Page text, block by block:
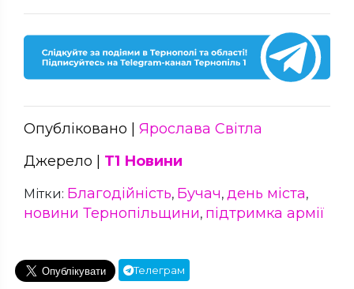
Опубліковано | Ярослава Світла
Джерело | Т1 Новини
Мітки: Благодійність, Бучач, день міста,
новини Тернопільщини, підтримка армії
Телеграм